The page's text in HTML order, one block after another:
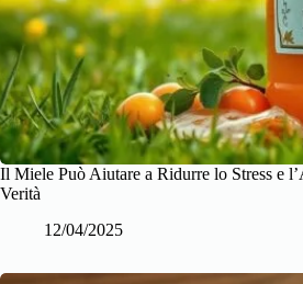
Il Miele Può Aiutare a Ridurre lo Stress e
Verità
12/04/2025